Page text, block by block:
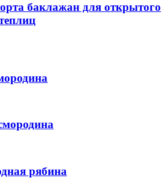
баклажан для открытого
рябина